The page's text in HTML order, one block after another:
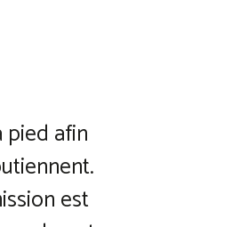
afin
est